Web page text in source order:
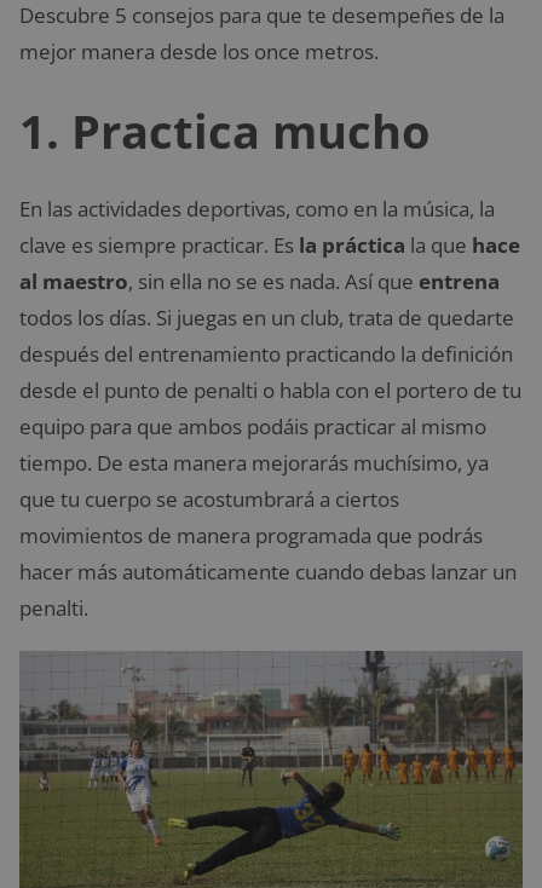
Descubre 5 consejos para que te desempeñes de la
mejor manera desde los once metros.
1. Practica mucho
En las actividades deportivas, como en la música, la
clave es siempre practicar. Es la práctica la que hace
al maestro, sin ella no se es nada. Así que entrena
todos los días. Si juegas en un club, trata de quedarte
después del entrenamiento practicando la definición
desde el punto de penalti o habla con el portero de tu
equipo para que ambos podáis practicar al mismo
tiempo. De esta manera mejorarás muchísimo, ya
que tu cuerpo se acostumbrará a ciertos
movimientos de manera programada que podrás
hacer más automáticamente cuando debas lanzar un
penalti.